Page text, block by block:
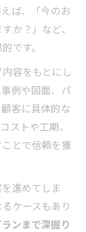
ば、「今のお
か？」など、
です。
容をもとにし
例や図面、パ
客に具体的な
ストや工期、
とで信頼を獲
進めてしま
ケースもあり
ンまで深掘り